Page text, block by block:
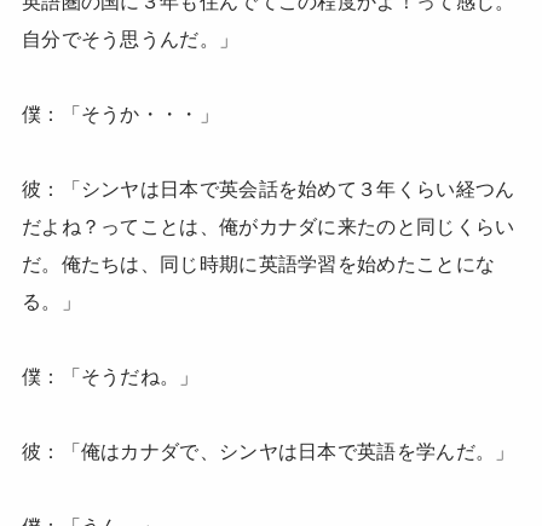
自分でそう思うんだ。」
僕：「そうか・・・」
彼：「シンヤは日本で英会話を始めて３年くらい経つん
だよね？ってことは、俺がカナダに来たのと同じくらい
だ。俺たちは、同じ時期に英語学習を始めたことにな
る。」
僕：「そうだね。」
彼：「俺はカナダで、シンヤは日本で英語を学んだ。」